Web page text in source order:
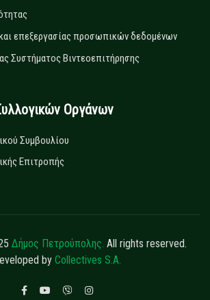
επεξεργασίας προσωπικών δεδομένων
Συστήματος Βιντεοεπιτήρησης
Οργάνων
Συμβουλίου
Επιτροπής
Δήμος Πετρούπολης. All rights reserved.
by Collectives S.A.